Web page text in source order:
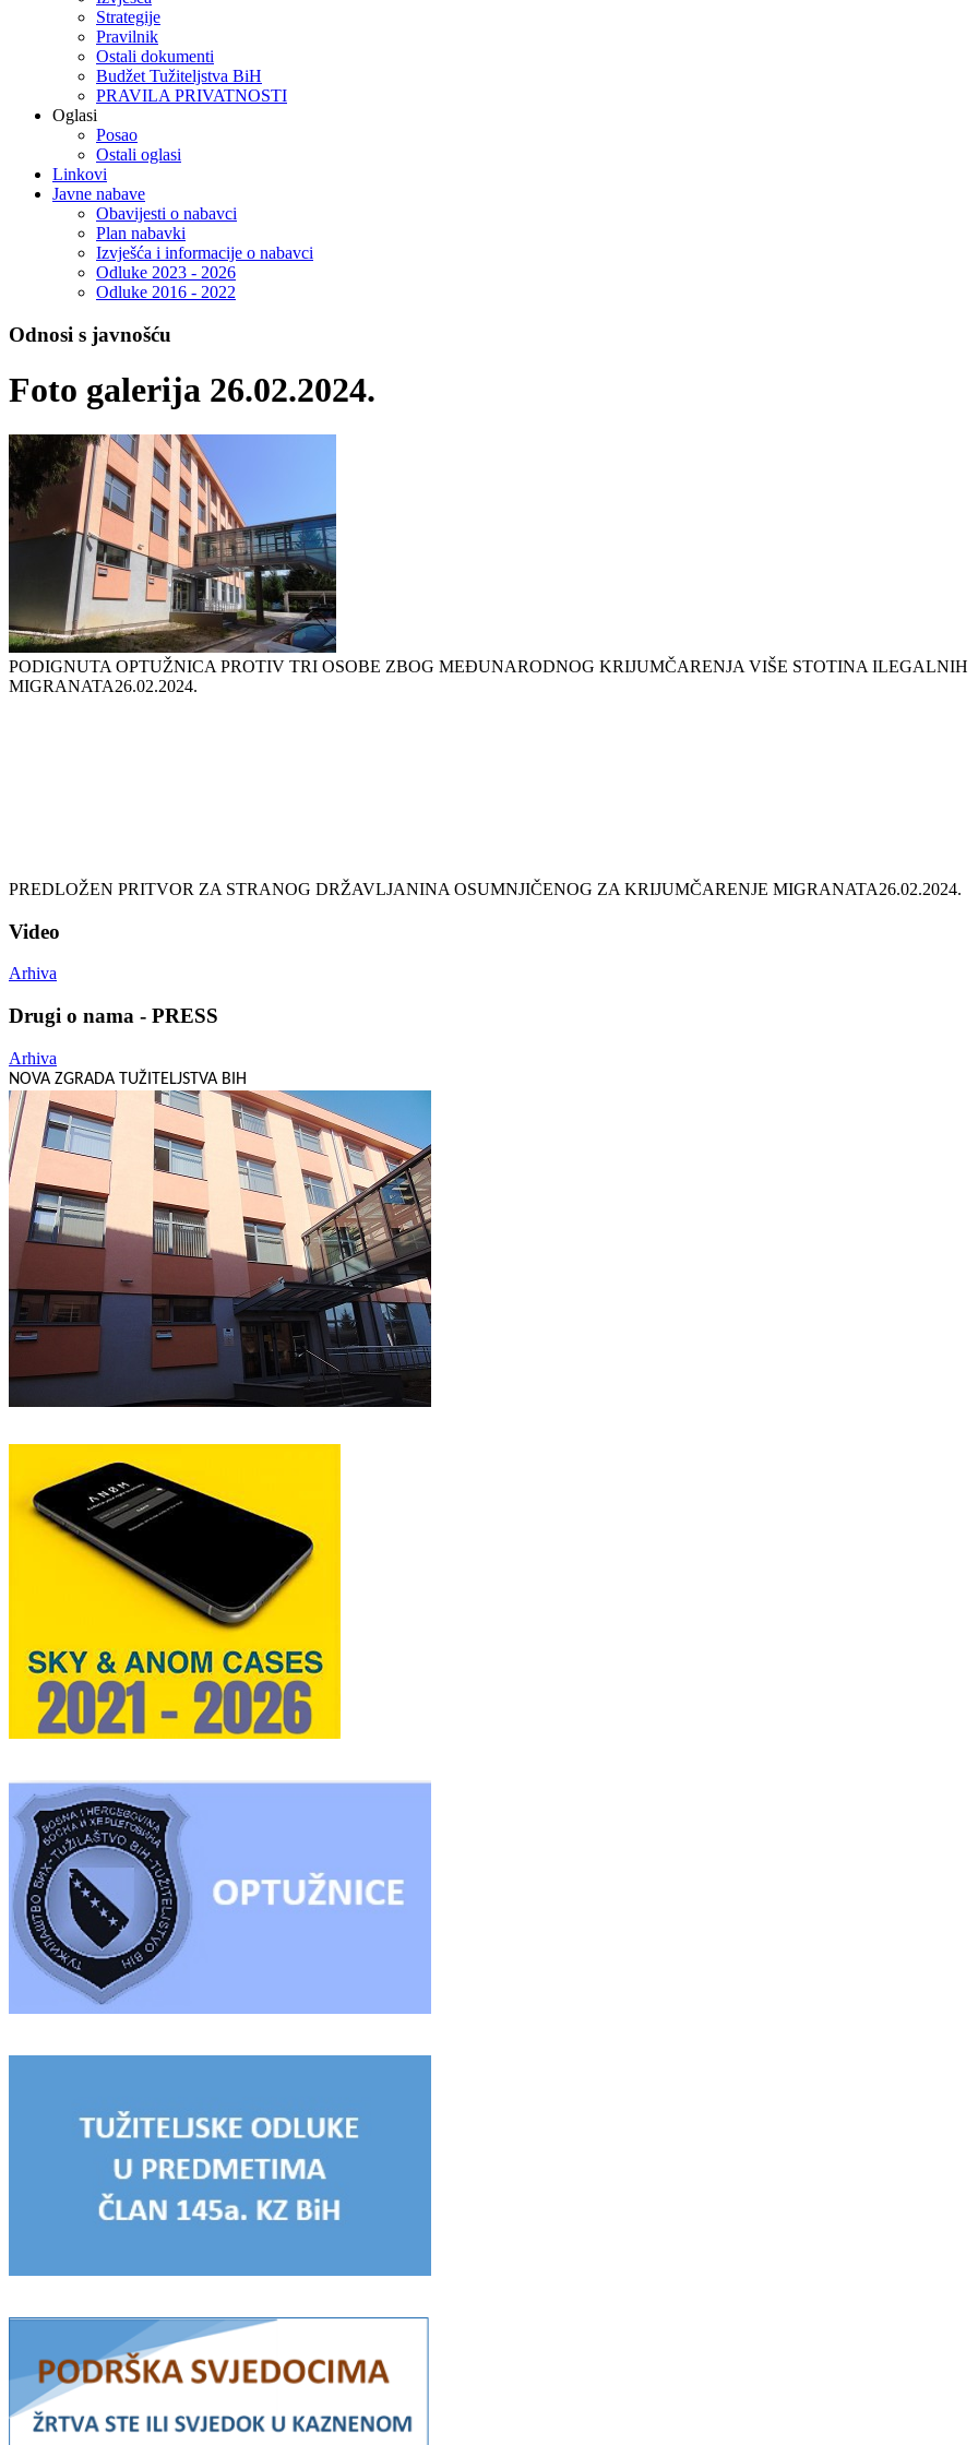
Strategije
Pravilnik
Ostali dokumenti
Budžet Tužiteljstva BiH
PRAVILA PRIVATNOSTI
Oglasi
Posao
Ostali oglasi
Linkovi
Javne nabave
Obavijesti o nabavci
Plan nabavki
Izvješća i informacije o nabavci
Odluke 2023 - 2026
Odluke 2016 - 2022
Odnosi s javnošću
Foto galerija 26.02.2024.
PODIGNUTA OPTUŽNICA PROTIV TRI OSOBE ZBOG MEĐUNARODNOG KRIJUMČARENJA VIŠE STOTINA ILEGALNIH
MIGRANATA26.02.2024.
PREDLOŽEN PRITVOR ZA STRANOG DRŽAVLJANINA OSUMNJIČENOG ZA KRIJUMČARENJE MIGRANATA26.02.2024.
Video
Arhiva
Drugi o nama - PRESS
Arhiva
NOVA ZGRADA TUŽITELJSTVA BIH